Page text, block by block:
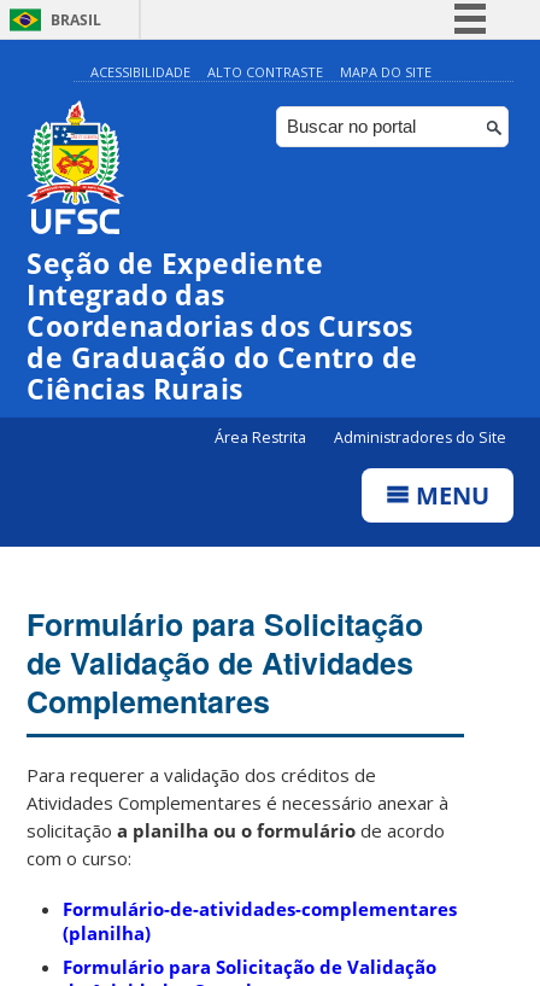
BRASIL
Simplifique!
Comunica BR
Participe
ACESSIBILIDADE ALTO CONTRASTE MAPA DO SITE
Seção de Expediente
Integrado das
Coordenadorias dos Cursos
de Graduação do Centro de
Ciências Rurais
Área Restrita Administradores do Site
MENU
Formulário para Solicitação
de Validação de Atividades
Complementares
Para requerer a validação dos créditos de
Atividades Complementares é necessário anexar à
solicitaçãoa planilha ou o formulário de acordo
com o curso:
Formulário-de-atividades-complementares
(planilha)
Formulário para Solicitação de Validação